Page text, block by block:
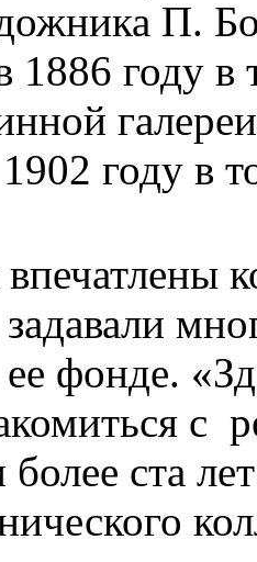
П.
1886 году
году в
фонде.
с
ста